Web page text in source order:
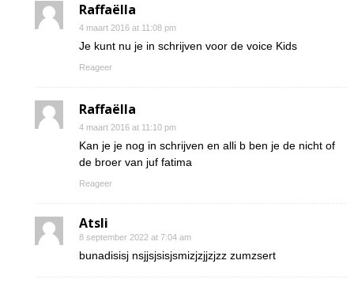
Raffaëlla
4 maart 2016 at 11:08 pm
Je kunt nu je in schrijven voor de voice Kids
Reageer
Raffaëlla
4 maart 2016 at 11:10 pm
Kan je je nog in schrijven en alli b ben je de nicht of
de broer van juf fatima
Reageer
Atsli
8 september 2022 at 7:04 am
bunadisisj nsjjsjsisjsmizjzjjzjzz zumzsert